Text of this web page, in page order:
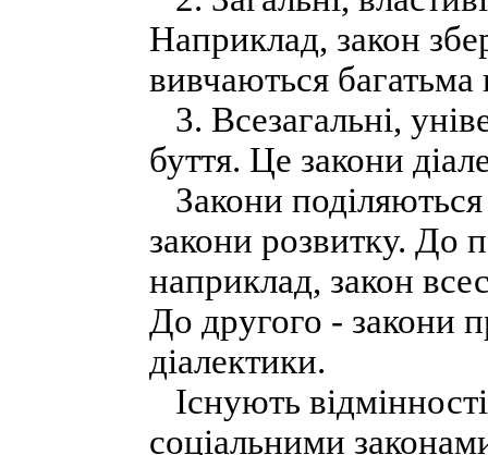
Наприклад, закон
вивчаються
3. Всезагальні,
буття. Це закони
Закони
закони розвитку. До
наприклад, закон
До другого - закони
діалектики.
Існують
соціальними